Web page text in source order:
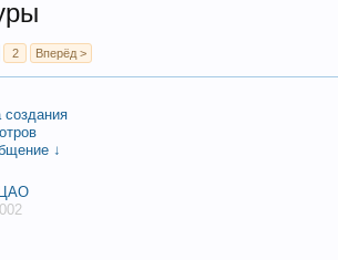
2 Вперёд >
создания
↓